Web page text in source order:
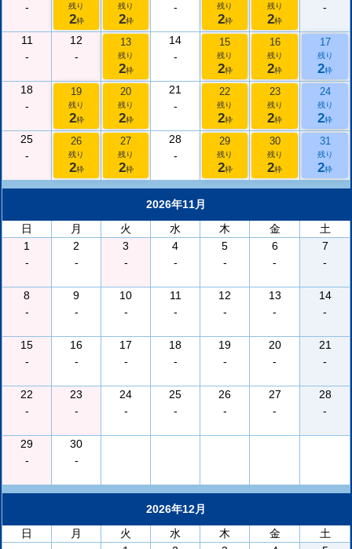
-
残り
2枠
残り
2枠
-
残り
2枠
残り
2枠
-
11
-
12
-
13
残り
2枠
14
-
15
残り
2枠
16
残り
2枠
17
残り
2枠
18
-
19
残り
2枠
20
残り
2枠
21
-
22
残り
2枠
23
残り
2枠
24
残り
2枠
25
-
26
残り
2枠
27
残り
2枠
28
-
29
残り
2枠
30
残り
2枠
31
残り
2枠
2026年11月
日
月 火 水 木 金
土
1
-
2
-
3
-
4
-
5
-
6
-
7
-
8
-
9
-
10
-
11
-
12
-
13
-
14
-
15
-
16
-
17
-
18
-
19
-
20
-
21
-
22
-
23
-
24
-
25
-
26
-
27
-
28
-
29
-
30
-
2026年12月
日
月 火 水 木 金
土